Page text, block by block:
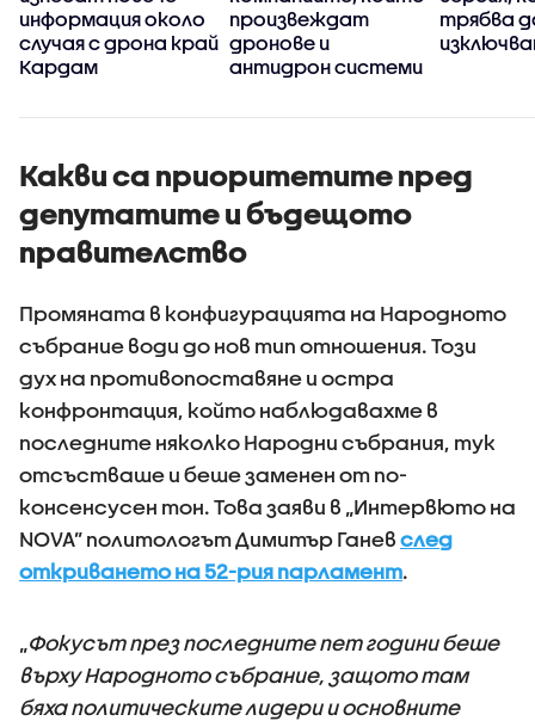
информация около
случая с дрона край
Кардам
произвеждат
дронове и
антидрон системи
трябва
Какви са приоритетите пред
депутатите и бъдещото
правителство
Промяната в конфигурацията на Народното
събрание води до нов тип отношения. Този
дух на противопоставяне и остра
конфронтация, който наблюдавахме в
последните няколко Народни събрания, тук
отсъстваше и беше заменен от по-
консенсусен тон. Това заяви в „Интервюто на
NOVA” политологът Димитър Ганев след
откриването на 52-рия парламент.
„Фокусът през последните пет години беше
върху Народното събрание, защото там
бяха политическите лидери и основните